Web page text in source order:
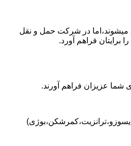
میشوند،اما در شرکت حمل و نقل
برایتان فراهم آورد.
شما عزیزان فراهم آورند.